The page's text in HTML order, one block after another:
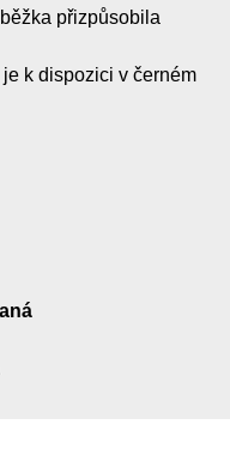
přizpůsobila
k dispozici v černém